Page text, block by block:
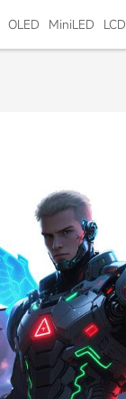
OLED MiniLED LCD